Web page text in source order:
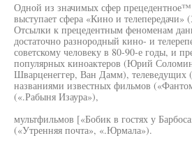
Одной из значимых сфер
выступает сфера «Кино и
Отсылки к прецедентным феноменам
достаточно разнородный кино- и
советскому человеку в 80-90-е годы, и
популярных киноактеров (Юрий
Шварценеггер, Ван Дамм),
названиями известных фильмов
(«.Рабыня Изаура»),
мультфильмов [«Бобик в гостях у
(«Утренняя почта», «.Юрмала»).